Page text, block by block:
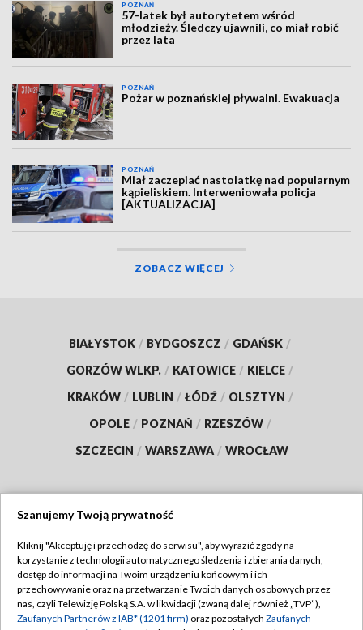
POZNAŃ
57-latek był autorytetem wśród
młodzieży. Śledczy ujawnili, co miał robić
przez lata
POZNAŃ
Pożar w poznańskiej pływalni. Ewakuacja
POZNAŃ
Miał zaczepiać nastolatkę nad popularnym
kąpieliskiem. Interweniowała policja
[AKTUALIZACJA]
ZOBACZ WIĘCEJ
BIAŁYSTOK / BYDGOSZCZ / GDAŃSK /
GORZÓW WLKP. / KATOWICE / KIELCE /
KRAKÓW / LUBLIN / ŁÓDŹ / OLSZTYN /
OPOLE / POZNAŃ / RZESZÓW /
SZCZECIN / WARSZAWA / WROCŁAW
TVP
Abonament TVP
Emisja w TVP
Regulamin TVP
Polityka prywatności
Szanujemy Twoją prywatność
Kliknij "Akceptuję i przechodzę do serwisu", aby wyrazić zgody na
korzystanie z technologii automatycznego śledzenia i zbierania danych,
dostęp do informacji na Twoim urządzeniu końcowym i ich
przechowywanie oraz na przetwarzanie Twoich danych osobowych przez
nas, czyli Telewizję Polską S.A. w likwidacji (zwaną dalej również „TVP”),
Zaufanych Partnerów z IAB* (1201 firm) oraz pozostałych Zaufanych